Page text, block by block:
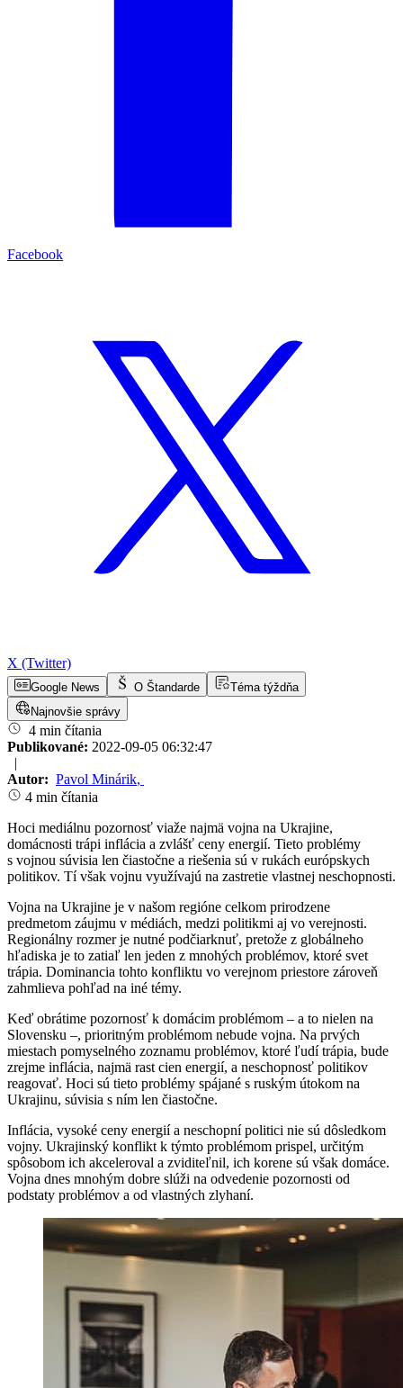
Facebook
X (Twitter)
Google News O Štandarde
Téma týždňa
Najnovšie správy
4 min čítania
Publikované: 2022-09-05 06:32:47
|
Autor: Pavol Minárik,
4 min čítania
Hoci mediálnu pozornosť viaže najmä vojna na Ukrajine,
domácnosti trápi inflácia a zvlášť ceny energií. Tieto problémy
s vojnou súvisia len čiastočne a riešenia sú v rukách európskych
politikov. Tí však vojnu využívajú na zastretie vlastnej neschopnosti.
Vojna na Ukrajine je v našom regióne celkom prirodzene
predmetom záujmu v médiách, medzi politikmi aj vo verejnosti.
Regionálny rozmer je nutné podčiarknuť, pretože z globálneho
hľadiska je to zatiaľ len jeden z mnohých problémov, ktoré svet
trápia. Dominancia tohto konfliktu vo verejnom priestore zároveň
zahmlieva pohľad na iné témy.
Keď obrátime pozornosť k domácim problémom – a to nielen na
Slovensku –, prioritným problémom nebude vojna. Na prvých
miestach pomyselného zoznamu problémov, ktoré ľudí trápia, bude
zrejme inflácia, najmä rast cien energií, a neschopnosť politikov
reagovať. Hoci sú tieto problémy spájané s ruským útokom na
Ukrajinu, súvisia s ním len čiastočne.
Inflácia, vysoké ceny energií a neschopní politici nie sú dôsledkom
vojny. Ukrajinský konflikt k týmto problémom prispel, určitým
spôsobom ich akceleroval a zviditeľnil, ich korene sú však domáce.
Vojna dnes mnohým dobre slúži na odvedenie pozornosti od
podstaty problémov a od vlastných zlyhaní.